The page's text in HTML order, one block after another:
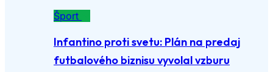
Šport
Infantino proti svetu: Plán na predaj
futbalového biznisu vyvolal vzburu